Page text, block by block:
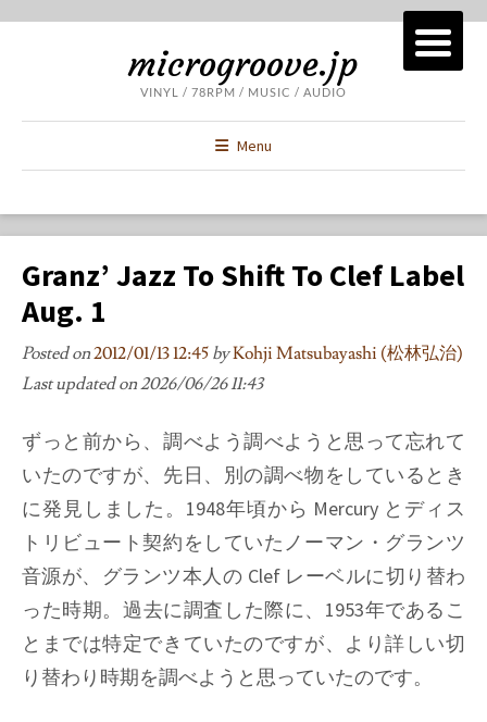
microgroove.jp
VINYL / 78RPM / MUSIC / AUDIO
Menu
Granz’ Jazz To Shift To Clef Label
Aug. 1
Posted on2012/01/13 12:45 byKohji Matsubayashi (松林弘治)
Last updated on2026/06/26 11:43
ずっと前から、調べよう調べようと思って忘れて
いたのですが、先日、別の調べ物をしているとき
に発見しました。1948年頃から Mercury とディス
トリビュート契約をしていたノーマン・グランツ
音源が、グランツ本人の Clef レーベルに切り替わ
った時期。過去に調査した際に、1953年であるこ
とまでは特定できていたのですが、より詳しい切
り替わり時期を調べようと思っていたのです。